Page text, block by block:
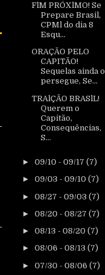
FlM PRÓXlMO! Se
Prepare Brasil,
CPMl do dia 8
Esqu...
ORAÇÃO PELO
CAPITÃO!
Sequelas ainda o
persegue, Se...
TRAlÇÃO BRASlL!
Querem o
Capitão,
Consequências,
S...
► 09/10 - 09/17 (7)
► 09/03 - 09/10 (7)
► 08/27 - 09/03 (7)
► 08/20 - 08/27 (7)
► 08/13 - 08/20 (7)
► 08/06 - 08/13 (7)
► 07/30 - 08/06 (7)